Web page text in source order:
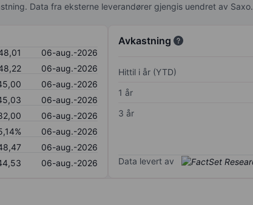
Data fra eksterne leverandører gjengis uendret av Saxo.
06-aug.-2026
06-aug.-2026
06-aug.-2026
06-aug.-2026
06-aug.-2026
06-aug.-2026
06-aug.-2026
06-aug.-2026
Avkastning
Hittil i år (YTD)
1 år
3 år
Data levert av